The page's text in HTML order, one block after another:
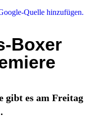
Quelle hinzufügen.
Boxer
gibt es am Freitag